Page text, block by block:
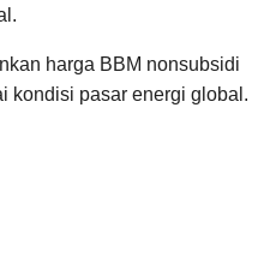
harga BBM nonsubsidi
kondisi pasar energi global.